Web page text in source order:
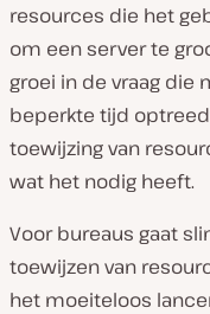
resources die het
om een server te
groei in de vraag die
beperkte tijd
toewijzing van
wat het nodig heeft.
Voor bureaus gaat
toewijzen van
het moeiteloos